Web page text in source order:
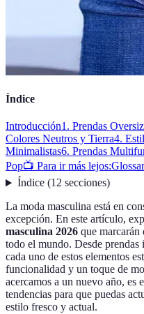
Índice
Introducción1. Prendas
Colores Neutros y Tierra4.
Minimalistas6. Prendas
Pop📺 Para ir más lejos:
Índice(12 secciones)
La moda masculina está en
excepción. En este artículo,
masculina 2026 que marcarán
todo el mundo. Desde prendas
cada uno de estos elementos
funcionalidad y un toque de
acercamos a un nuevo año, es
tendencias para que puedas
estilo fresco y actual.